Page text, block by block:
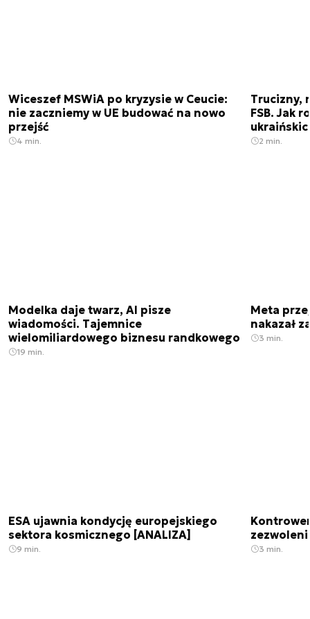
Wiceszef MSWiA po kryzysie w Ceucie:
nie zaczniemy w UE budować na nowo
przejść
4 min.
Trucizny,
FSB. Jak
2 min.
Modelka daje twarz, AI pisze
wiadomości. Tajemnice
wielomiliardowego biznesu randkowego
19 min.
Meta
nakazał
3 min.
ESA ujawnia kondycję europejskiego
sektora kosmicznego [ANALIZA]
9 min. 3 min.